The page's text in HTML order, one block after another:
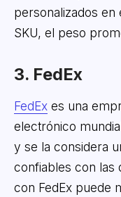
personalizados
SKU, el peso
3. FedEx
FedExes una
electrónico
y se la considera
confiables con las
con FedEx puede